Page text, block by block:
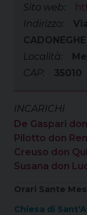
Sito web:
Indirizzo:
Località:
CAP:
35010
INCARICHI
De Gaspari
Pilotto don
Creuso don
Susana don
Orari Sante
Chiesa di